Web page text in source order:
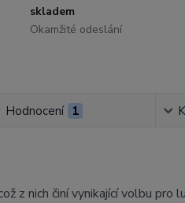
skladem
Okamžité odeslání
Hodnocení 1
z nich činí vynikající volbu